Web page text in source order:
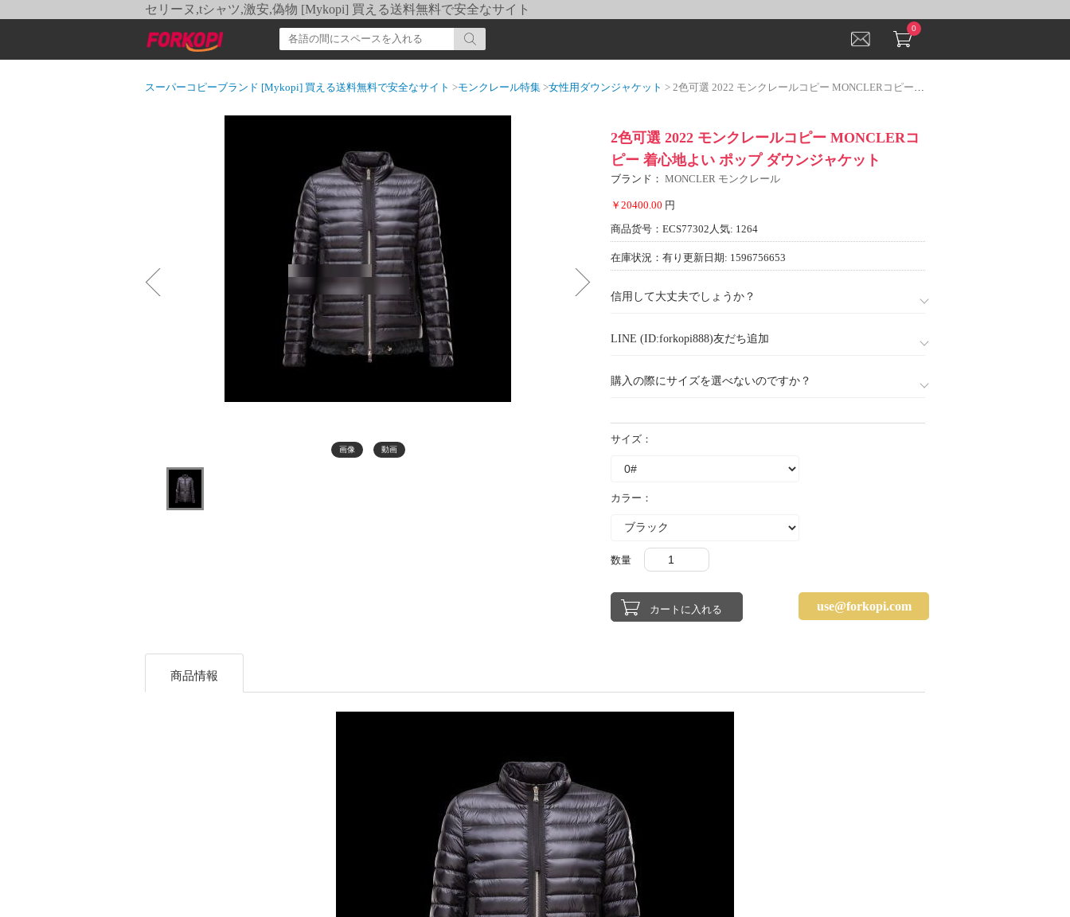
セリーヌ,tシャツ,激安,偽物 [Mykopi] 買える送料無料で安全なサイト
0
スーパーコピーブランド [Mykopi] 買える送料無料で安全なサイト >モンクレール特集 >女性用ダウンジャケット > 2色可選 2022 モンクレールコピー MONCLERコピー 着心地よい ポップ ダウンジャケット
画像 動画
2色可選 2022 モンクレールコピー MONCLERコ
ピー 着心地よい ポップ ダウンジャケット
ブランド： MONCLER モンクレール
￥20400.00 円
商品货号：ECS77302 人気: 1264
在庫状況：有り 更新日期: 1596756653
信用して大丈夫でしょうか？
LINE (ID:forkopi888)友だち追加
購入の際にサイズを選べないのですか？
サイズ：
カラー：
数量
use@forkopi.com
商品情報